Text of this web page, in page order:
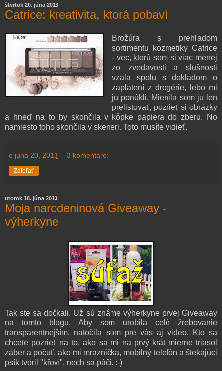
štvrtok 20. júna 2013
Catrice: kreativita, ktorá pobaví
Brožúra s prehľadom
sortimentu kozmetiky Catrice
- vec, ktorú som si viac menej
zo zvedavosti a slušnosti
vzala spolu s dokladom o
zaplatení z drogérie, lebo mi
ju ponúkli. Mienila som ju len
prelistovať, pozrieť si obrázky
a hneď na to by skončila v kôpke papiera do zberu. No
namiesto toho skončila v skeneri. Toto musíte vidieť.
o júna 20, 2013 3 komentáre:
Zdieľať
utorok 18. júna 2013
Moja narodeninová Giveaway -
výherkyne
Tak ste sa dočkali. Už sú známe výherkyne prvej Giveaway
na tomto blogu. Aby som urobila celé žrebovanie
transparentnejším, natočila som pre vás aj video. Kto sa
chcete pozrieť na to, ako sa mi na prvý krát mierne triasol
záber a počuť, ako mi mraznička, mobilný telefón a štekajúci
psík tvoril "křoví", nech sa páči. :-)